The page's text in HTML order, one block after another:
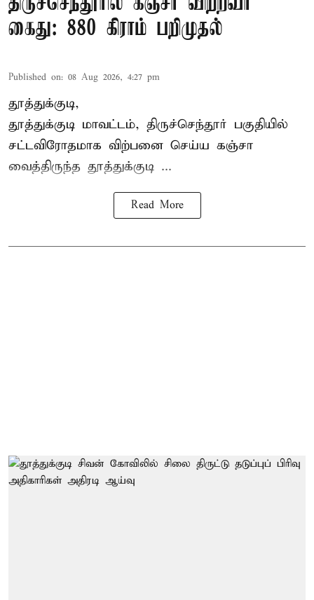
கைது: 880 கிராம் பறிமுதல்
Published on: 08 Aug 2026, 4:27 pm
தூத்துக்குடி,
தூத்துக்குடி மாவட்டம், திருச்செந்தூர் பகுதியில்
சட்டவிரோதமாக விற்பனை செய்ய கஞ்சா
வைத்திருந்த தூத்துக்குடி ...
Read More